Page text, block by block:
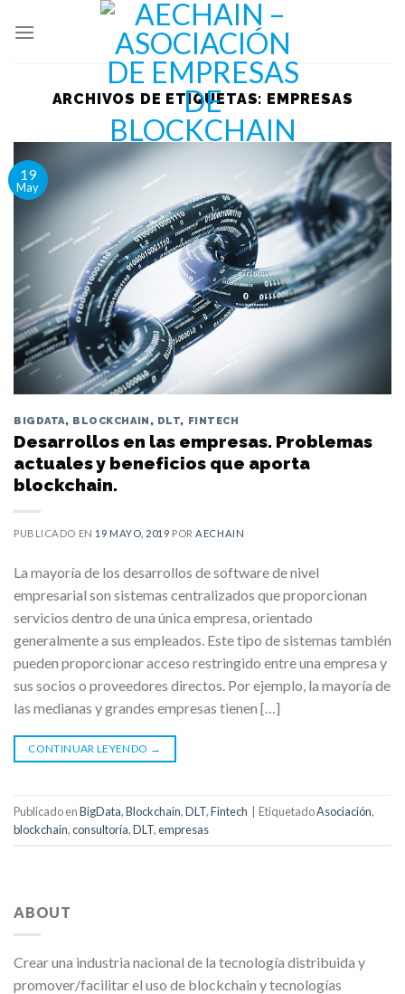
ARCHIVOS DE ETIQUETAS: EMPRESAS
19
May
BIGDATA, BLOCKCHAIN , DLT, FINTECH
Desarrollos en las empresas. Problemas
actuales y beneficios que aporta
blockchain.
PUBLICADO EN 19 MAYO, 2019 PORAECHAIN
La mayoría de los desarrollos de software de nivel
empresarial son sistemas centralizados que proporcionan
servicios dentro de una única empresa, orientado
generalmente a sus empleados. Este tipo de sistemas también
pueden proporcionar acceso restringido entre una empresa y
sus socios o proveedores directos. Por ejemplo, la mayoría de
las medianas y grandes empresas tienen […]
CONTINUAR LEYENDO →
Publicado enBigData,Blockchain,DLT,Fintech EtiquetadoAsociación,
blockchain,consultoría,DLT,empresas
ABOUT
Crear una industria nacional de la tecnología distribuida y
promover/facilitar el uso de blockchain y tecnologías